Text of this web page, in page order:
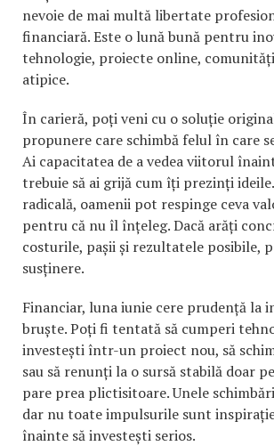
nevoie de mai multă libertate
financiară. Este o lună bună pentru
tehnologie, proiecte online,
atipice.
În carieră, poți veni cu o soluție
propunere care schimbă felul în care
Ai capacitatea de a vedea viitorul
trebuie să ai grijă cum îți prezinți
radicală, oamenii pot respinge ceva
pentru că nu îl înțeleg. Dacă arăți
costurile, pașii și rezultatele posibile,
susținere.
Financiar, luna iunie cere prudență la
bruște. Poți fi tentată să cumperi
investești într-un proiect nou, să
sau să renunți la o sursă stabilă doar
pare prea plictisitoare. Unele
dar nu toate impulsurile sunt
înainte să investești serios.